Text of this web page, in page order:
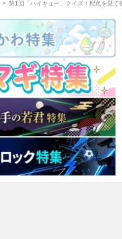
> 第1回「ハイキュー」クイズ！配色を見て